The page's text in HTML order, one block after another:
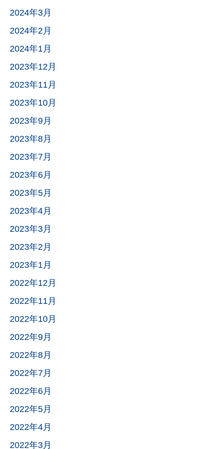
2024年3月
2024年2月
2024年1月
2023年12月
2023年11月
2023年10月
2023年9月
2023年8月
2023年7月
2023年6月
2023年5月
2023年4月
2023年3月
2023年2月
2023年1月
2022年12月
2022年11月
2022年10月
2022年9月
2022年8月
2022年7月
2022年6月
2022年5月
2022年4月
2022年3月